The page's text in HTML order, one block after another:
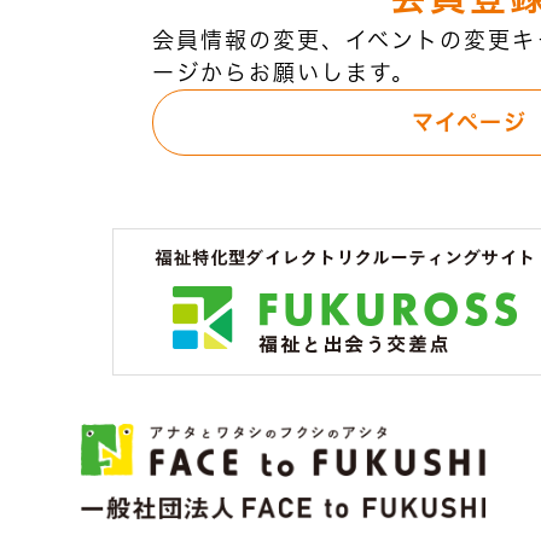
会員情報の変更、イベントの変更
ージからお願いします。
マイページ